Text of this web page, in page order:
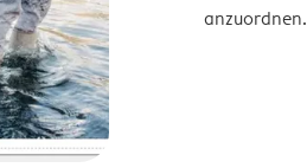
anzuordnen.